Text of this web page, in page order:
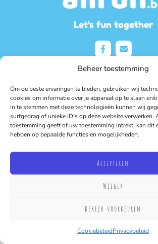
Beheer toestemming
Om de beste ervaringen te bieden, gebruiken wij
cookies om informatie over je apparaat op te slaan en/
in te stemmen met deze technologieën kunnen wij
surfgedrag of unieke ID's op deze website verwerken.
toestemming geeft of uw toestemming intrekt, kan dit
hebben op bepaalde functies en mogelijkheden.
Accepteren
Weiger
Bekijk voorkeuren
CookiebeleidPrivacybeleid
Let's fun together
Contact
Riemsterweg 204, 3740
info@allfun.be
0495/532481
0473/200577
BTW: BE0839.856.880
Privacybeleid Cookiebeleid